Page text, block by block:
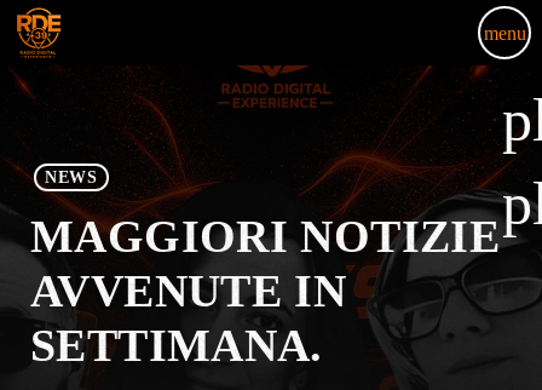
menu
NEWS
MAGGIORI NOTIZIE
AVVENUTE IN
SETTIMANA.